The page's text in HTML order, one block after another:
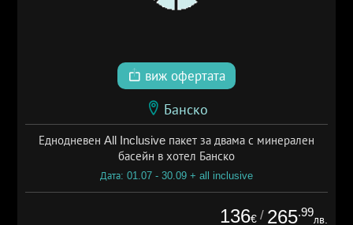
виж офертата
Банско
Еднодневен All Inclusive пакет за двама с минерален
басейн в хотел Банско
Дата: 01.07 - 30.09 + all inclusive
136€ / 265.99
лв.